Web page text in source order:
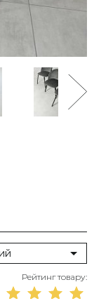
Рейтинг товару: